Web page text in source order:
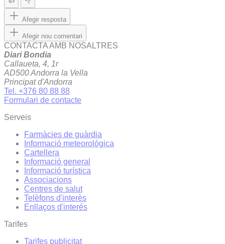
Afegir resposta
Afegir nou comentari
CONTACTA AMB NOSALTRES
Diari Bondia
Callaueta, 4, 1r
AD500 Andorra la Vella
Principat d'Andorra
Tel. +376 80 88 88
Formulari de contacte
Serveis
Farmàcies de guàrdia
Informació meteorològica
Cartellera
Informació general
Informació turística
Associacions
Centres de salut
Telèfons d'interès
Enllaços d'interés
Tarifes
Tarifes publicitat